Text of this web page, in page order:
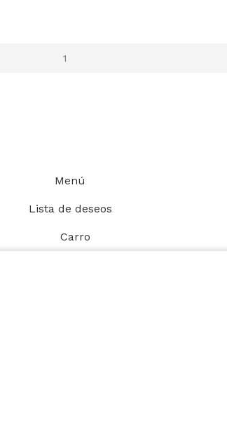
Menú
Lista de deseos
Carro